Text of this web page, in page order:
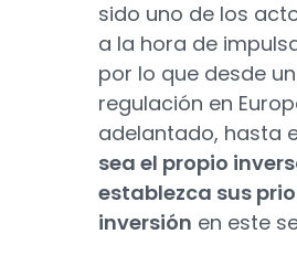
sido uno de los
a la hora de
por lo que desde
regulación en
adelantado, hasta
sea el propio
establezca sus
inversión en este